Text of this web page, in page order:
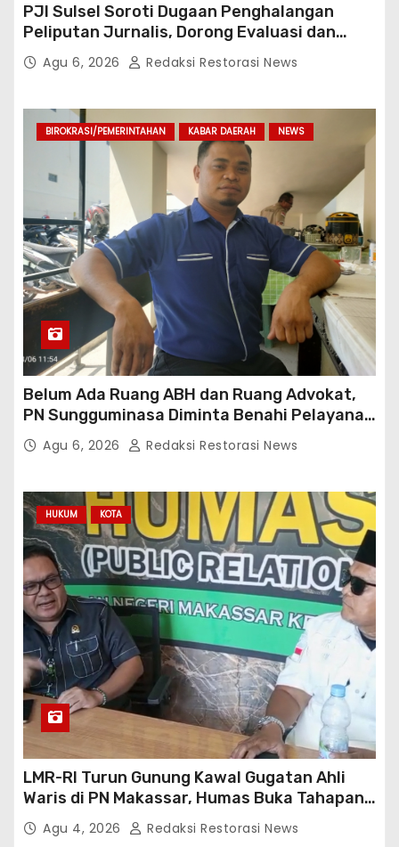
PJI Sulsel Soroti Dugaan Penghalangan
Peliputan Jurnalis, Dorong Evaluasi dan
Penguatan Kemitraan Polri-Pers
Agu 6, 2026 Redaksi Restorasi News
BIROKRASI/PEMERINTAHAN KABAR DAERAH NEWS
Belum Ada Ruang ABH dan Ruang Advokat,
PN Sungguminasa Diminta Benahi Pelayanan
PublikAgu 6, 2026 Redaksi Restorasi News
HUKUM KOTA
LMR-RI Turun Gunung Kawal Gugatan Ahli
Waris di PN Makassar, Humas Buka Tahapan
Persidangan
Agu 4, 2026 Redaksi Restorasi News